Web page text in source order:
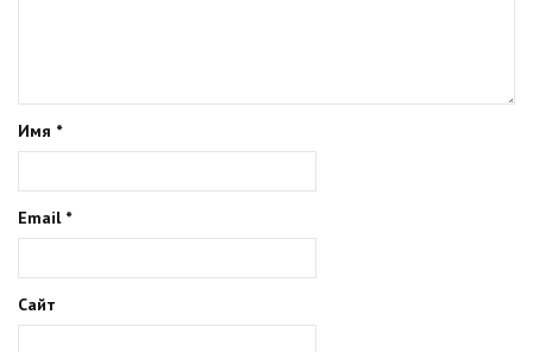
Имя *
Email *
Сайт